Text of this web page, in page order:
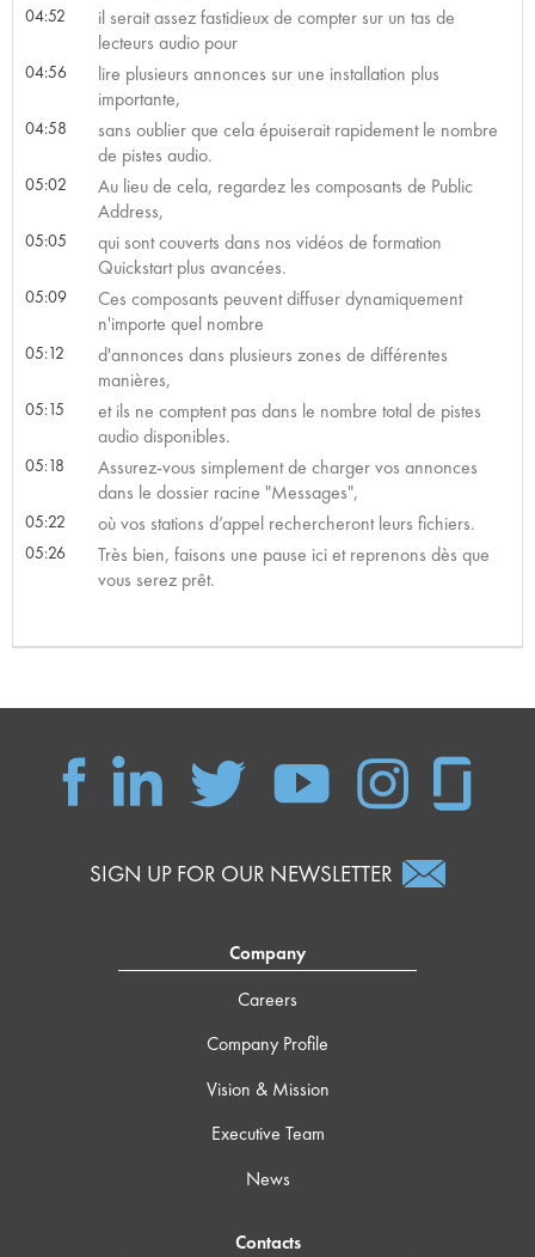
04:52
il serait assez fastidieux de compter sur un tas de
lecteurs audio pour
04:56
lire plusieurs annonces sur une installation plus
importante,
04:58
sans oublier que cela épuiserait rapidement le nombre
de pistes audio.
05:02
Au lieu de cela, regardez les composants de Public
Address,
05:05
qui sont couverts dans nos vidéos de formation
Quickstart plus avancées.
05:09
Ces composants peuvent diffuser dynamiquement
n'importe quel nombre
05:12
d'annonces dans plusieurs zones de différentes
manières,
05:15
et ils ne comptent pas dans le nombre total de pistes
audio disponibles.
05:18
Assurez-vous simplement de charger vos annonces
dans le dossier racine "Messages",
05:22 où vos stations d’appel rechercheront leurs fichiers.
05:26
Très bien, faisons une pause ici et reprenons dès que
vous serez prêt.
SIGN UP FOR OUR NEWSLETTER
Company
Careers
Company Profile
Vision & Mission
Executive Team
News
Contacts